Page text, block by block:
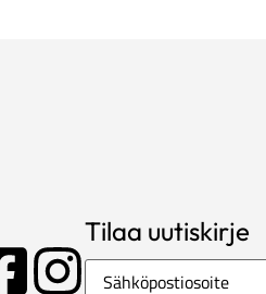
Tilaa uutiskirje
Sähköposti